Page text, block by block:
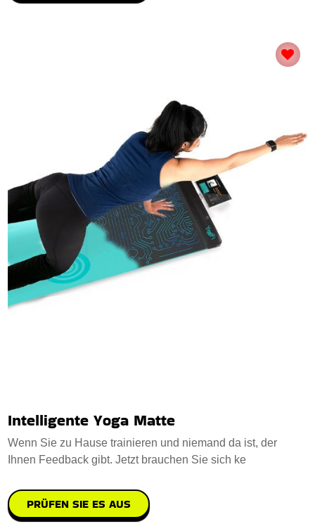
Intelligente Yoga Matte
Wenn Sie zu Hause trainieren und niemand da ist, der
Ihnen Feedback gibt. Jetzt brauchen Sie sich ke
PRÜFEN SIE ES AUS